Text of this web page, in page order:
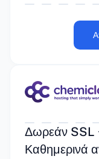
Δωρεάν SSL
Καθημερινά